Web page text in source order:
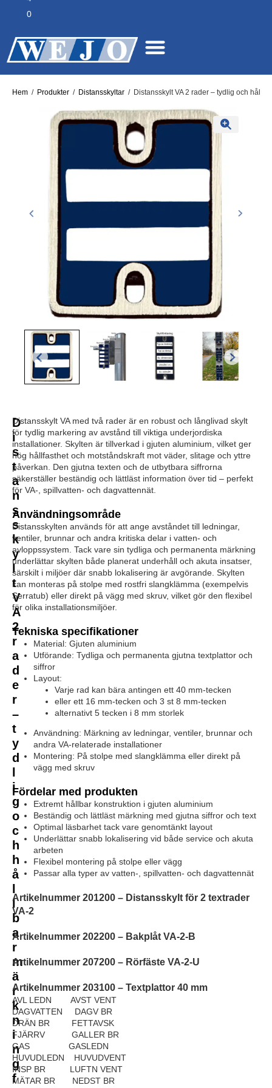
0
Hem / Produkter / Distansskyltar / Distansskylt VA 2 rader – tydlig och
D
i
s
t
a
n
s
s
k
y
l
t
V
A
2
r
a
d
e
r
–
t
y
d
i
g
o
c
h
h
å
l
b
a
r
m
ä
r
k
n
i
n
g
f
Distansskylt VA med två rader är en robust och långlivad skylt
för tydlig markering av avstånd till viktiga underjordiska
installationer. Skylten är tillverkad i gjuten aluminium, vilket ger
hög hållfasthet och motståndskraft mot väder, slitage och yttre
påverkan. Den gjutna texten och de utbytbara siffrorna
säkerställer beständig och lättläst information över tid – perfekt
för VA-, spillvatten- och dagvattennät.
Användningsområde
Distansskylten används för att ange avståndet till ledningar,
ventiler, brunnar och andra kritiska delar i vatten- och
avloppssystem. Tack vare sin tydliga och permanenta märkning
underlättar skylten både planerat underhåll och akuta insatser,
särskilt i miljöer där snabb lokalisering är avgörande. Skylten
kan monteras på stolpe med rostfri slangklämma (exempelvis
Serratub) eller direkt på vägg med skruv, vilket gör den flexibel
för olika installationsmiljöer.
Tekniska specifikationer
Material: Gjuten aluminium
Utförande: Tydliga och permanenta gjutna textplattor och
siffror
Layout:
Varje rad kan bära antingen ett 40 mm-tecken
eller ett 16 mm-tecken och 3 st 8 mm-tecken
alternativt 5 tecken i 8 mm storlek
Användning: Märkning av ledningar, ventiler, brunnar och
andra VA-relaterade installationer
Montering: På stolpe med slangklämma eller direkt på
vägg med skruv
Fördelar med produkten
Extremt hållbar konstruktion i gjuten aluminium
Beständig och lättläst märkning med gjutna siffror och text
Optimal läsbarhet tack vare genomtänkt layout
Underlättar snabb lokalisering vid både service och akuta
arbeten
Flexibel montering på stolpe eller vägg
Passar alla typer av vatten-, spillvatten- och dagvattennät
Artikelnummer 201200 – Distansskylt för 2 textrader
VA-2
Artikelnummer 202200 – Bakplåt VA-2-B
Artikelnummer 207200 – Rörfäste VA-2-U
Artikelnummer 203100 – Textplattor 40 mm
AVL LEDN AVST VENT
DAGVATTEN DAGV BR
DRÄN BR FETTAVSK
FJÄRRV GALLER BR
GAS GASLEDN
HUVUDLEDN HUVUDVENT
INSP BR LUFTN VENT
MÄTAR BR NEDST BR